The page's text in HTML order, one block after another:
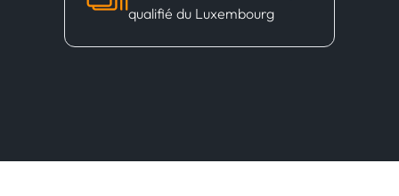
qualifié du Luxembourg